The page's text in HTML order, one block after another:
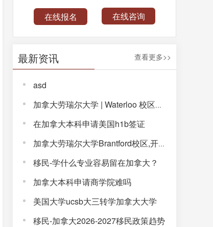
在线报名
在线咨询
最新资讯 查看更多>>
asd
加拿大劳瑞尔大学 | Waterloo 校区，解锁完整大学体验！
在加拿大本科申请美国h1b签证
加拿大劳瑞尔大学Brantford校区,开启通往未来的大学生活!
移民-学什么专业容易留在加拿大？
加拿大本科申请商学院难吗
美国大学ucsb大三转学加拿大大学
移民-加拿大2026-2027移民政策趋势